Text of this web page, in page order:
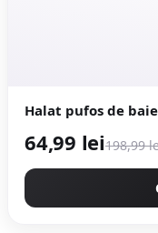
Halat pufos de
64,99 lei198,99